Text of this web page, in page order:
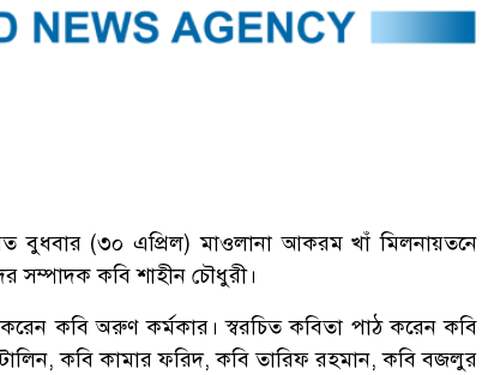
বুধবার (৩০ এপ্রিল) মাওলানা আকরম খাঁ মিলনায়তনে
সম্পাদক কবি শাহীন চৌধুরী।
করেন কবি অরুণ কর্মকার। স্বরচিত কবিতা পাঠ করেন কবি
কবি কামার ফরিদ, কবি তারিফ রহমান, কবি বজলুর